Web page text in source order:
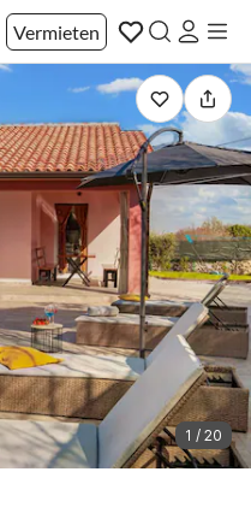
Vermieten
1 / 20